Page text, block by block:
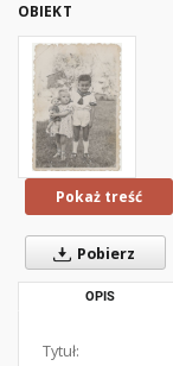
OBIEKT
Pokaż treść
Pobierz
OPIS
Tytuł: